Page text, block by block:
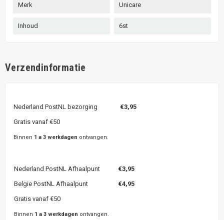
Merk Unicare
Inhoud 6st
Verzendinformatie
Nederland PostNL bezorging €3,95
Gratis vanaf €50
Binnen 1 a 3 werkdagen ontvangen.
Nederland PostNL Afhaalpunt €3,95
Belgie PostNL Afhaalpunt
€4,95
Gratis vanaf €50
Binnen 1 a 3 werkdagen ontvangen.